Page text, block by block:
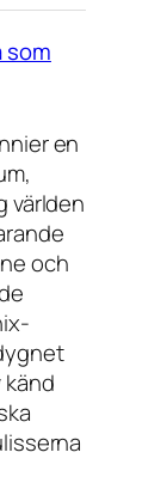
som
en
världen
och